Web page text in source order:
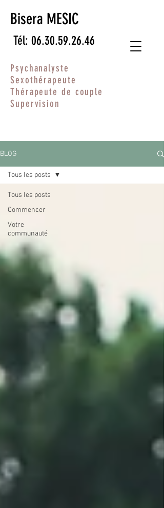
Bisera MESIC
Psychanalyste
Sexothérapeute
Thérapeute de couple
Supervision
Tél: 06.30.59.26.46
BLOG
Tous les posts
Commencer
Votre
communauté
Tous les posts